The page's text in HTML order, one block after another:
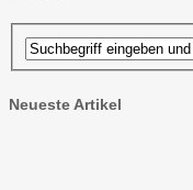
Neueste Artikel